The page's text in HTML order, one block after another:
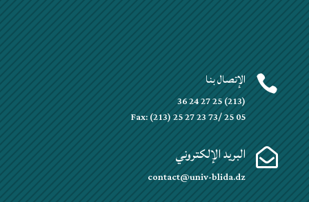
 الإتصال بنا
(213) 25 27 24 36
Fax: (213) 25 27 23 73/ 25 05
 البريد الإلكتروني
contact@univ-blida.dz